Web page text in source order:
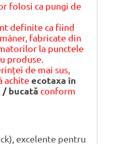
folosi ca pungi de
definite ca fiind
fabricate din
la punctele
produse.
de mai sus,
achite ecotaxa în
/ bucată conform
excelente pentru